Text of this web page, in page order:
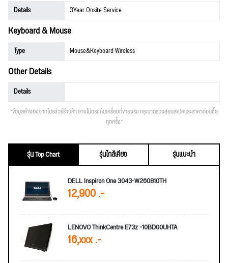
Details 3Year Onsite Service
Keyboard & Mouse
Type Mouse&Keyboard Wireless
Other Details
Details
*ข้อมูลอ้างอิงจากโปรชัวร์ร้านค้า อาจไม่ตรงกับเครื่องที่ขายจริง กรุณาตรวจสอบสเปคและราคาก่อนซื้อ
ทุกครั้ง*
รุ่น Top Chart รุ่นใกล้เคียง
รุ่นแนะนำ
DELL Inspiron One 3043-W260810TH
12,900 .-
LENOVO ThinkCentre E73z -10BD00UHTA
16,xxx .-